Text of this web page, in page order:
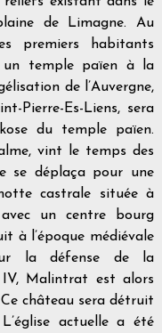
de Limagne. Au
premiers habitants
un temple païen à la
de l’Auvergne,
Pierre-Es-Liens, sera
du temple païen.
vint le temps des
se déplaça pour une
castrale située à
avec un centre bourg
à l’époque médiévale
la défense de la
IV, Malintrat est alors
château sera détruit
actuelle a été